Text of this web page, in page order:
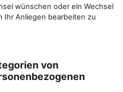
wünschen oder ein Wechsel
Anliegen bearbeiten zu
von